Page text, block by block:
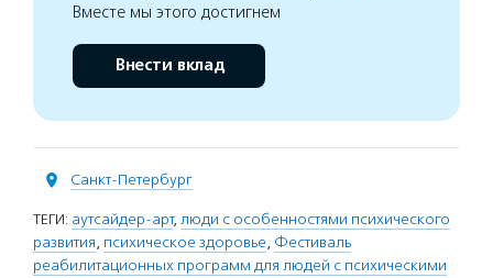
Вместе мы этого достигнем
Внести вклад
Санкт-Петербург
ТЕГИ: аутсайдер-арт, люди с особенностями психического
развития, психическое здоровье, Фестиваль
реабилитационных программ для людей с психическими